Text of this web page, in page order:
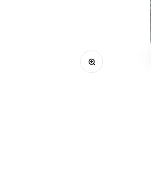
Bild vergrößern